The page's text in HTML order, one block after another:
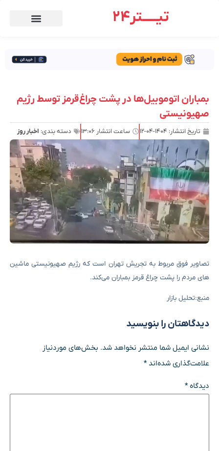
تیـــــتر24
بمباران اتوموبیل‌ها در پشت چراغ‌قرمز توسط رژیم
صهیونیستی
تاریخ انتشار: ۱۴۰۴-۰۴-۱۲ ساعت انتشار ۱۳:۰۶ دسته بندی: اخبار روز
تصاویر فوق مربوط به تجریش تهران است که رژیم صهیونیستی ماشین
های مردم را پشت چراغ قرمز بمباران می‌کند.
منبع:تحلیل بازار
دیدگاهتان را بنویسید
نشانی ایمیل شما منتشر نخواهد شد. بخش‌های موردنیاز
علامت‌گذاری شده‌اند*
دیدگاه*